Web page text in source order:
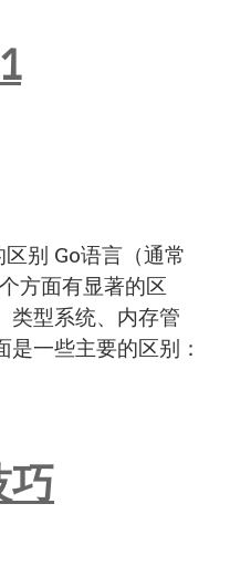
别 Go语言（通常
方面有显著的区
类型系统、内存管
一些主要的区别：
巧